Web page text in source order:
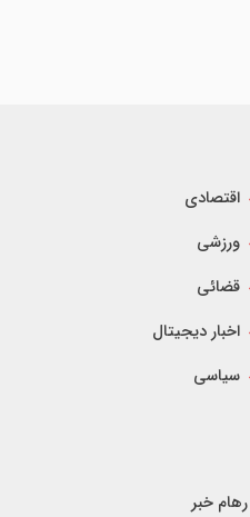
اقتصادی
ورزشی
قضائی
اخبار دیجیتال
سیاسی
خبر